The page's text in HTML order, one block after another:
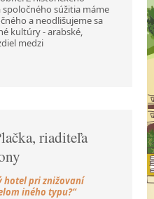
spoločného súžitia máme
a neodlišujeme sa
kultúry - arabské,
medzi
riaditeľa
hotel pri znižovaní
iného typu?“